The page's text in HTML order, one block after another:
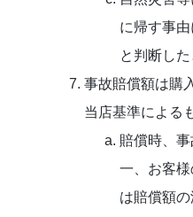
に帰す事
と判断した
事故賠償額は購
当店基準による
賠償時、
一、お客
は賠償額